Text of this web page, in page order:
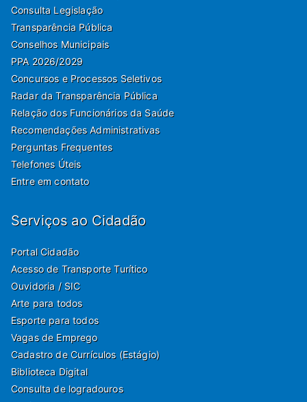
Consulta Legislação
Transparência Pública
Conselhos Municipais
PPA 2026/2029
Concursos e Processos Seletivos
Radar da Transparência Pública
Relação dos Funcionários da Saúde
Recomendações Administrativas
Perguntas Frequentes
Telefones Úteis
Entre em contato
Serviços ao Cidadão
Portal Cidadão
Acesso de Transporte Turítico
Ouvidoria / SIC
Arte para todos
Esporte para todos
Vagas de Emprego
Cadastro de Currículos (Estágio)
Biblioteca Digital
Consulta de logradouros